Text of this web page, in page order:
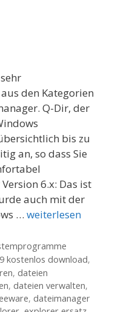
den Kategorien
Q-Dir, der
bis zu
an, so dass Sie
6.x: Das ist
auch mit der
… weiterlesen
kostenlos download,
, dateien
, dateien verwalten,
, dateimanager